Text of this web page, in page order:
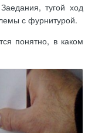
тугой ход
с фурнитурой.
понятно, в каком